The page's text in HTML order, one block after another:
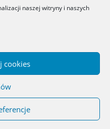
naszej witryny i naszych
cookies
dla dzieci i młodzieży –
. All rights reserved.
. Powered by